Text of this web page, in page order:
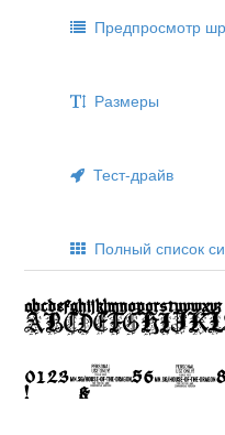
Предпросмотр
Размеры
Тест-драйв
Полный список